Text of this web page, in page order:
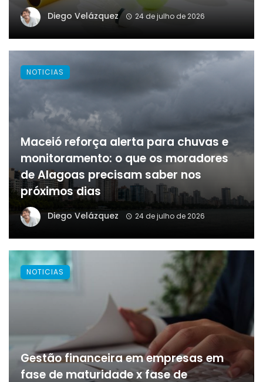
Diego Velázquez 24 de julho de 2026
Maceió reforça alerta para chuvas e
monitoramento: o que os moradores
de Alagoas precisam saber nos
próximos dias
Diego Velázquez 24 de julho de 2026
NOTICIAS
Gestão financeira em empresas em
fase de maturidade x fase de
NOTICIAS